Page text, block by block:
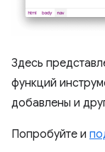
Здесь
функций
добавлены и
Попробуйте и